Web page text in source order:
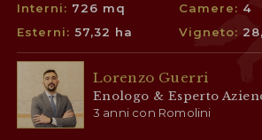
Interni: 726 mq Camere: 4
Esterni:57,32 ha Vigneto:
Lorenzo Guerri
Enologo & Esperto
3 anni con Romolini